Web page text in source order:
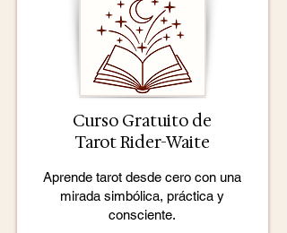
Curso Gratuito de
Tarot Rider-Waite
Aprende tarot desde cero con una
mirada simbólica, práctica y
consciente.